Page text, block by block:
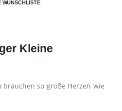
WUNSCHLISTE
Kleine
brauchen so große Herzen wie